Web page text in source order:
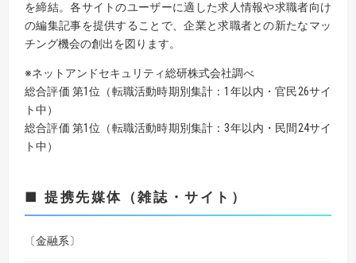
を締結。各サイトのユーザーに適した求人情報や求職者向け
の編集記事を提供することで、企業と求職者との新たなマッ
チング機会の創出を図ります。
※ネットアンドセキュリティ総研株式会社調べ
総合評価 第1位（転職活動時期別集計：1年以内・官民26サイ
ト中）
総合評価 第1位（転職活動時期別集計：3年以内・民間24サイ
ト中）
■ 提携先媒体（雑誌・サイト）
〔金融系〕